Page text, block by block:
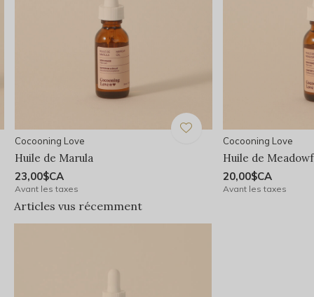
Cocooning Love
Huile de Marula
23,00$CA
Avant les taxes
Cocooning Love
Huile de
20,00$CA
Avant les taxes
Articles vus récemment